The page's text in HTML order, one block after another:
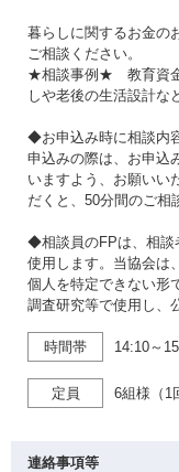
暮らしに関するお金の
ご相談ください。
★相談事例★ 教育資金
しや老後の生活設計な
◆お申込み時に相談内
申込みの際は、お申込
いますよう、お願いい
だくと、50分間のご相
◆相談員のFPは、相談
使用します。当協会は
個人を特定できない形
調査研究等で使用し、
時間帯 14:10～
定員 6組様（1
連絡事項等